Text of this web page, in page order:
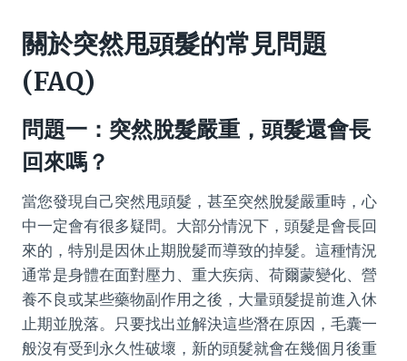
關於突然甩頭髮的常見問題
(FAQ)
問題一：突然脫髮嚴重，頭髮還會長
回來嗎？
當您發現自己突然甩頭髮，甚至突然脫髮嚴重時，心
中一定會有很多疑問。大部分情況下，頭髮是會長回
來的，特別是因休止期脫髮而導致的掉髮。這種情況
通常是身體在面對壓力、重大疾病、荷爾蒙變化、營
養不良或某些藥物副作用之後，大量頭髮提前進入休
止期並脫落。只要找出並解決這些潛在原因，毛囊一
般沒有受到永久性破壞，新的頭髮就會在幾個月後重